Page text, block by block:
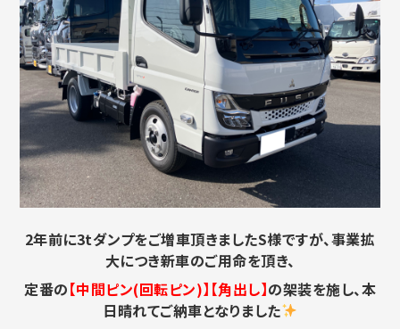
2年前に3tダンプをご増車頂きましたS様ですが、事業拡
大につき新車のご用命を頂き、
定番の【中間ピン(回転ピン)】【角出し】の架装を施し、本
日晴れてご納車となりました